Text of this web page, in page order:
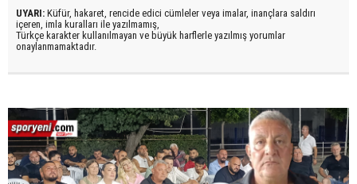
UYARI: Küfür, hakaret, rencide edici cümleler veya imalar, inançlara saldırı
içeren, imla kuralları ile yazılmamış,
Türkçe karakter kullanılmayan ve büyük harflerle yazılmış yorumlar
onaylanmamaktadır.